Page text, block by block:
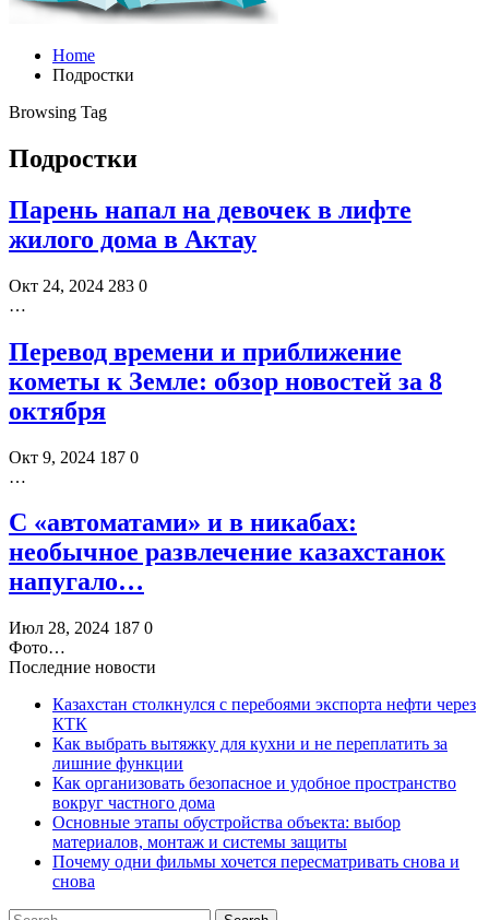
Home
Подростки
Browsing Tag
Подростки
Парень напал на девочек в лифте
жилого дома в Актау
Окт 24, 2024 283 0
…
Перевод времени и приближение
кометы к Земле: обзор новостей за 8
октября
Окт 9, 2024 187 0
…
С «автоматами» и в никабах:
необычное развлечение казахстанок
напугало…
Июл 28, 2024 187 0
Фото…
Последние новости
Казахстан столкнулся с перебоями экспорта нефти через
КТК
Как выбрать вытяжку для кухни и не переплатить за
лишние функции
Как организовать безопасное и удобное пространство
вокруг частного дома
Основные этапы обустройства объекта: выбор
материалов, монтаж и системы защиты
Почему одни фильмы хочется пересматривать снова и
снова